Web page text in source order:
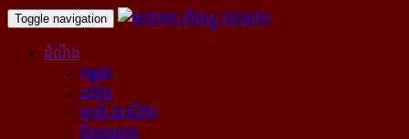
Toggle navigation
ដំណឹង
កម្ពុជា
បារាំង
អាស៊ី-ប៉ាស៊ីភិក
ពិភពលោក